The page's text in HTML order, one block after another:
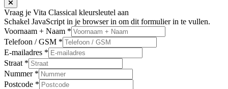
Vraag je Vita Classical kleursleutel aan
Schakel JavaScript in je browser in om dit formulier in te vullen.
Voornaam + Naam *
Telefoon / GSM *
E-mailadres *
Straat *
Nummer *
Postcode *